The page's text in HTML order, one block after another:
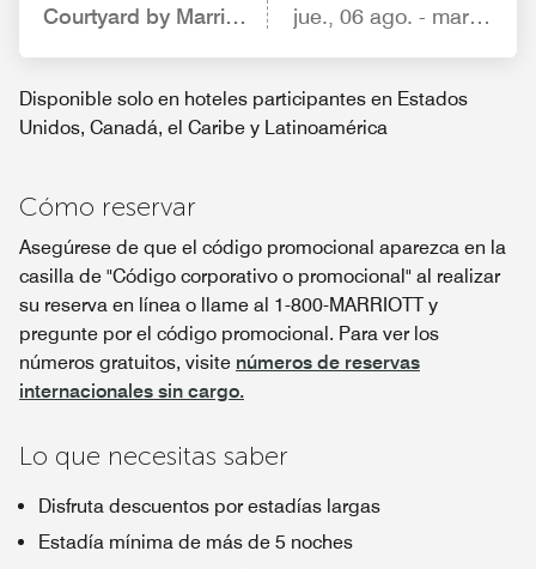
Courtyard by Marriott King Kamehameha's Kona
jue., 06 ago. - mar., 11
Disponible solo en hoteles participantes en Estados
Unidos, Canadá, el Caribe y Latinoamérica
Cómo reservar
Asegúrese de que el código promocional aparezca en la
casilla de "Código corporativo o promocional" al realizar
su reserva en línea o llame al 1-800-MARRIOTT y
pregunte por el código promocional. Para ver los
números gratuitos, visite números de reservas
internacionales sin cargo.
Lo que necesitas saber
Disfruta descuentos por estadías largas
Estadía mínima de más de 5 noches